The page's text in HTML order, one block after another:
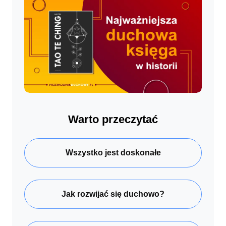
Warto przeczytać
Wszystko jest doskonałe
Jak rozwijać się duchowo?